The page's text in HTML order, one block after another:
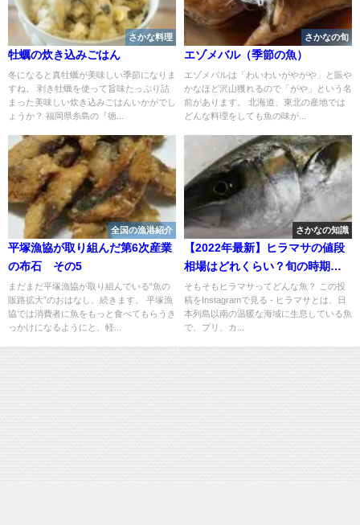
さかな料理
牡蠣の炊き込みごはん
冬になると真牡蠣が美味しい季節になりま
すね。 剥き牡蠣を使って旨味たっぷり詰
まった美味しい炊き込みごはんいかがでし
ょうか？ 福岡県糸島の『徳...
さかなの旬
エゾメバル（季節の魚）
エゾメバルは「わいわいがやがや」と賑や
かなほど沢山獲れるので「がや」という名
前があります。 北海道、東北の産地では
どんな料理をしても魚の味が...
全国の漁港紹介
平塚漁協が取り組んだ第6次産業
の布石 その5
まだまだ平塚漁協が取り組んでいる“魚の
販路拡大”のおはなし、続きます。 平塚漁
協では消費者に魚をもっと食べてもらうき
っかけになるようにと、軽...
さかなの知識
【2022年最新】ヒラマサの値段
相場はどれくらい？旬の時期・
人気の調理方法もご紹介
そもそもヒラマサってどんな魚？ この投
稿をInstagramで見る - ヒラマサとは、日
本列島以南の温暖な海域に生息している魚
で、ブリ、カ...